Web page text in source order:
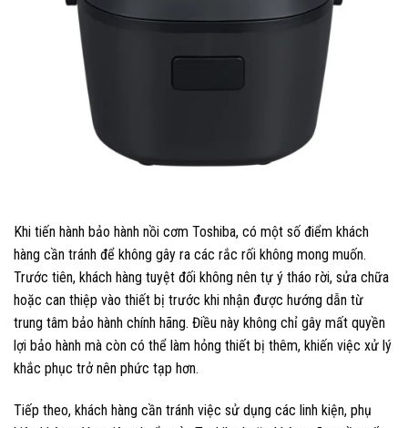
Khi tiến hành bảo hành nồi cơm Toshiba, có một số điểm khách
hàng cần tránh để không gây ra các rắc rối không mong muốn.
Trước tiên, khách hàng tuyệt đối không nên tự ý tháo rời, sửa chữa
hoặc can thiệp vào thiết bị trước khi nhận được hướng dẫn từ
trung tâm bảo hành chính hãng. Điều này không chỉ gây mất quyền
lợi bảo hành mà còn có thể làm hỏng thiết bị thêm, khiến việc xử lý
khắc phục trở nên phức tạp hơn.
Tiếp theo, khách hàng cần tránh việc sử dụng các linh kiện, phụ